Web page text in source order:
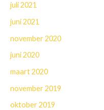
juli 2021
juni 2021
november 2020
juni 2020
maart 2020
november 2019
oktober 2019